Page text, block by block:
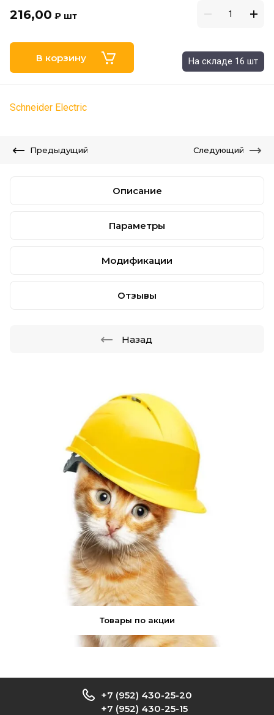
Товары по акции
216,00 ₽ шт
В корзину На складе 16 шт
Schneider Electric
Предыдущий Следующий
Описание
Параметры
Модификации
Отзывы
Назад
+7 (952) 430-25-20
+7 (952) 430-25-15